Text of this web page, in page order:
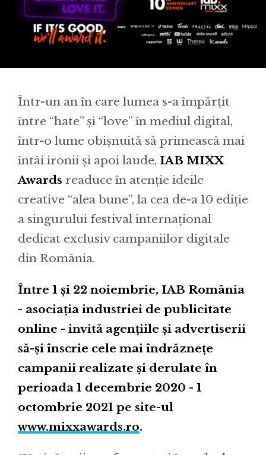
Într-un an în care lumea s-a împărțit
între “hate” și “love” în mediul digital,
într-o lume obișnuită sǎ primească mai
întâi ironii și apoi laude, IAB MIXX
Awards readuce în atenție ideile
creative “alea bune”, la cea de-a 10 ediție
a singurului festival internațional
dedicat exclusiv campaniilor digitale
din România.
Între 1 și 22 noiembrie, IAB România
- asociația industriei de publicitate
online - invită agențiile și advertiserii
să-și înscrie cele mai îndrăznețe
campanii realizate și derulate în
perioada 1 decembrie 2020 - 1
octombrie 2021 pe site-ul
www.mixxawards.ro.